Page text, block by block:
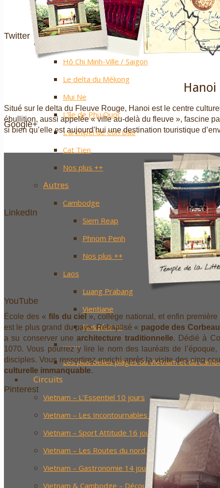
Twitter
Google+
LinkedIn
YouTube
Pinterest
Les hauts plateaux
Nos plus ++
Hô Chi Minh-Ville / Saigon
Le delta du Mékong
Mui Ne
L’île de Phu Quoc
L’archipel de Con Dao
Cat Tien
Nos plus ++
Autres
Cambodge
Siem Reap
Phnom Penh
Nos plus ++
Laos
Luang Prabang
Vientiane
Nos plus ++
……….
Les plus belles plages du Vietnam et du
Circuits
Vietnam – L’Essentiel 10 jours
Vietnam – Les Incontournables 14 jours
Vietnam – Sport Attitude 16 jours
Vietnam – Les Routes du nord 11 jours
Vietnam – Gastronomie 14 jours
Vietnam & Cambodge – Découverte 14 jours
Hanoi
Situé sur le delta du Fleuve Rouge, Hanoi est le centre
ébullition, aussi appelée « ville au-delà du fleuve », fascine
si bien qu’elle est aujourd’hui une destination touristique
École des « fils du ciel », collège national, et enfin
est le plus grand du pays. Rebaptisé « pagode des
a su conserver unearchitecture traditionnelle. Dédié à
1070. Vous pourrez y lire le nom des lauréats de
disciples. Vous ressortirez enrichi après la visite des cinq
culturelle immanquable.